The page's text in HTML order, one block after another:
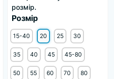
розмір.
Розмір
15-40 20 25 30
35 40 45 45-80
50 55 60 70 80